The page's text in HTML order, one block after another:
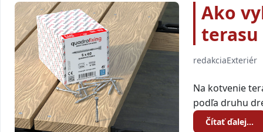
Ako
terasu
redakciaExteriér
Na kotvenie
podľa druhu
Čítať ďalej…